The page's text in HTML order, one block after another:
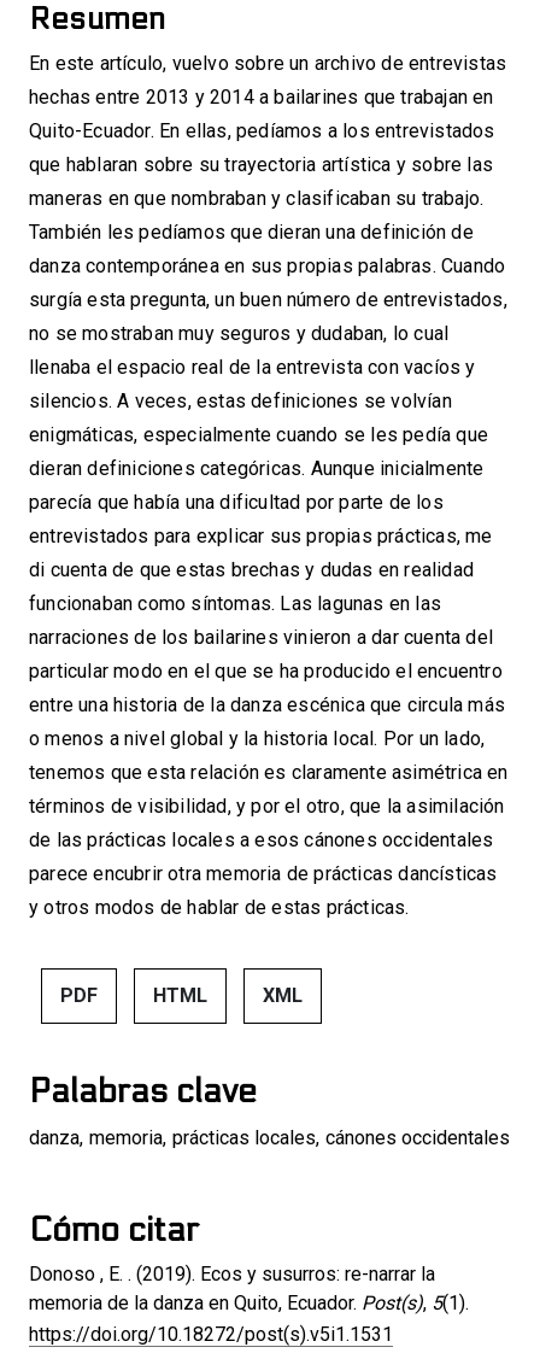
Palabras clave
danza, memoria, prácticas locales, cánones occidentales
Cómo citar
Donoso , E. . (2019). Ecos y susurros: re-narrar la
memoria de la danza en Quito, Ecuador. Post(s), 5(1).
https://doi.org/10.18272/post(s).v5i1.1531
Resumen
En este artículo, vuelvo sobre un archivo de entrevistas
hechas entre 2013 y 2014 a bailarines que trabajan en
Quito-Ecuador. En ellas, pedíamos a los entrevistados
que hablaran sobre su trayectoria artística y sobre las
maneras en que nombraban y clasificaban su trabajo.
También les pedíamos que dieran una definición de
danza contemporánea en sus propias palabras. Cuando
surgía esta pregunta, un buen número de entrevistados,
no se mostraban muy seguros y dudaban, lo cual
llenaba el espacio real de la entrevista con vacíos y
silencios. A veces, estas definiciones se volvían
enigmáticas, especialmente cuando se les pedía que
dieran definiciones categóricas. Aunque inicialmente
parecía que había una dificultad por parte de los
entrevistados para explicar sus propias prácticas, me
di cuenta de que estas brechas y dudas en realidad
funcionaban como síntomas. Las lagunas en las
narraciones de los bailarines vinieron a dar cuenta del
particular modo en el que se ha producido el encuentro
entre una historia de la danza escénica que circula más
o menos a nivel global y la historia local. Por un lado,
tenemos que esta relación es claramente asimétrica en
términos de visibilidad, y por el otro, que la asimilación
de las prácticas locales a esos cánones occidentales
parece encubrir otra memoria de prácticas dancísticas
y otros modos de hablar de estas prácticas.
PDF HTML XML